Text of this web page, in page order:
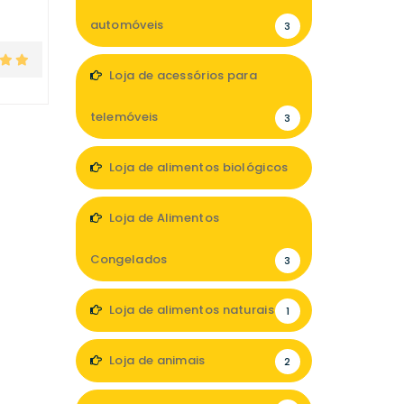
automóveis 3
Loja de acessórios para
telemóveis 3
Loja de alimentos biológicos
Loja de Alimentos
Congelados 3
Loja de alimentos naturais 1
Loja de animais 2